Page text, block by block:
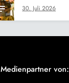
30. Juli 2026
Medienpartner von: